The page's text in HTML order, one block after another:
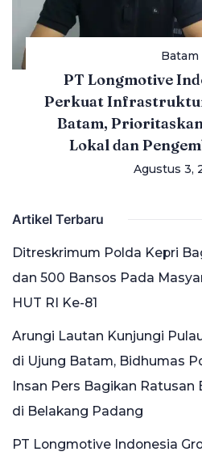
Batam
PT Longmotive
Perkuat
Batam,
Lokal dan
Agustus 3,
Artikel Terbaru
Ditreskrimum Polda Kepri
dan 500 Bansos Pada
HUT RI Ke-81
Arungi Lautan Kunjungi
di Ujung Batam, Bidhumas
Insan Pers Bagikan Ratusan
di Belakang Padang
PT Longmotive Indonesia